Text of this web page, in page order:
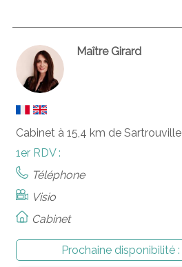
Maître Girard
Cabinet à 15,4 km de Sartrouville
1er RDV :
Téléphone
Visio
Cabinet
Prochaine disponibilité :